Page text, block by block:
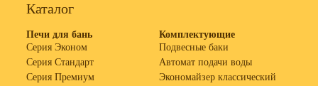
Каталог
Печи для бань
Серия Эконом
Серия Стандарт
Серия Премиум
Комплектующие
Подвесные баки
Автомат подачи воды
Экономайзер классический